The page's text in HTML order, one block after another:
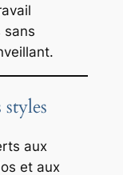
sans
aux
et aux